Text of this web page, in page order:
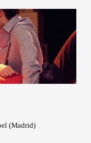
(Madrid)